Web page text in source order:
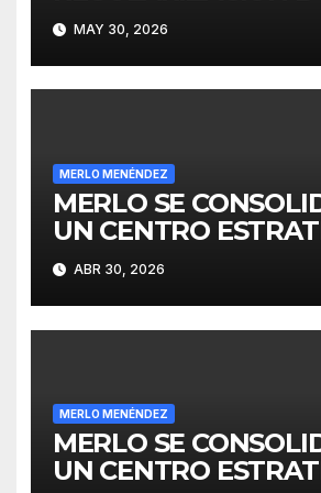
MAY 30, 2026
MERLO MENÉNDEZ
MERLO SE
UN CENTRO
PARA EL
INVERSIONES
ABR 30, 2026
MERLO MENÉNDEZ
MERLO SE
UN CENTRO